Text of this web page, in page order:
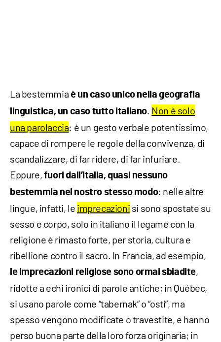
La bestemmia è un caso unico nella geografia
linguistica, un caso tutto italiano. Non è solo
una parolaccia: è un gesto verbale potentissimo,
capace di rompere le regole della convivenza, di
scandalizzare, di far ridere, di far infuriare.
Eppure, fuori dall’Italia, quasi nessuno
bestemmia nel nostro stesso modo: nelle altre
lingue, infatti, le imprecazioni si sono spostate su
sesso e corpo, solo in italiano il legame con la
religione è rimasto forte, per storia, cultura e
ribellione contro il sacro. In Francia, ad esempio,
le imprecazioni religiose sono ormai sbiadite,
ridotte a echi ironici di parole antiche; in Québec,
si usano parole come “tabernak” o “osti”, ma
spesso vengono modificate o travestite, e hanno
perso buona parte della loro forza originaria; in